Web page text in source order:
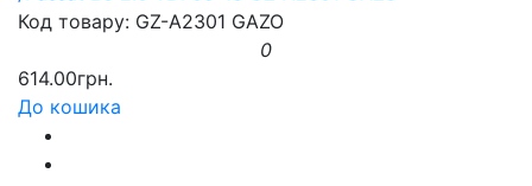
Код товару: GZ-A2301 GAZO
0
614.00грн.
До кошика